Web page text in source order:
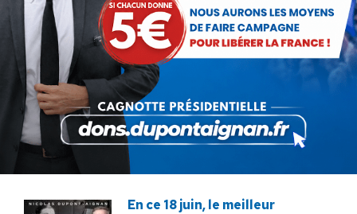
Communiqué : La protection
de nos enfants se joue sur le
terrain !
22 juillet 2026
Communiqué : Corse,
l’engrenage d’une France
fragmentée
26 juin 2026
En ce 18 juin, le meilleur